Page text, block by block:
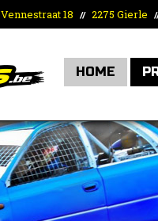
Vennestraat 18 // 2275 Gierle
HOME